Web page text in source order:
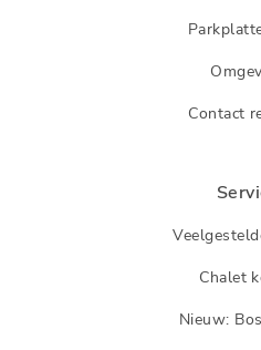
Contact
Chalet
Nieuw: